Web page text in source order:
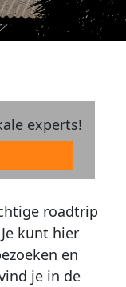
experts!
roadtrip
kunt hier
en
je in de